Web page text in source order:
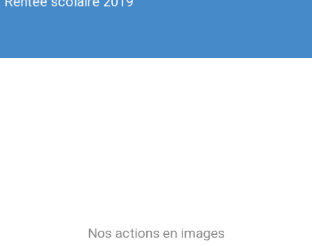
Nos actions en images